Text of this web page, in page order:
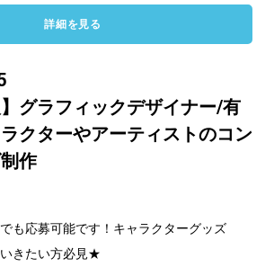
詳細を見る
】グラフィックデザイナー/有
クターやアーティストのコン
作
も応募可能です！キャラクターグッズ
きたい方必見★